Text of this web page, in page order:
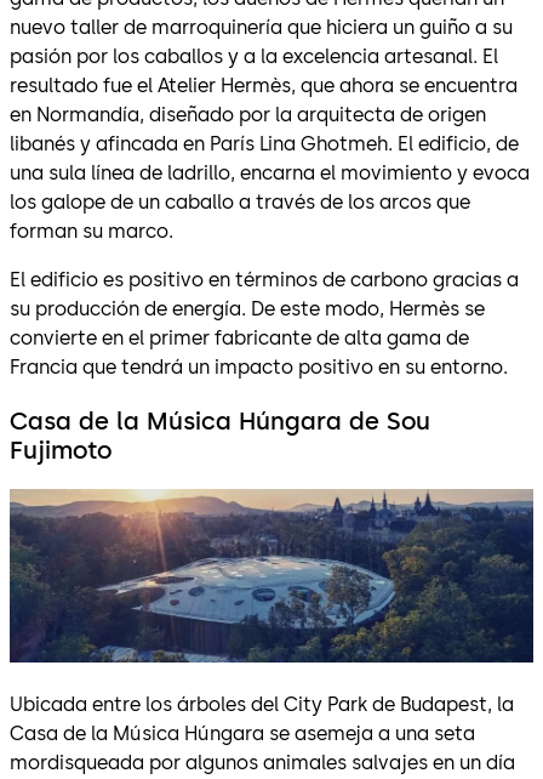
nuevo taller de marroquinería que hiciera un guiño a su
pasión por los caballos y a la excelencia artesanal. El
resultado fue el Atelier Hermès, que ahora se encuentra
en Normandía, diseñado por la arquitecta de origen
libanés y afincada en París Lina Ghotmeh. El edificio, de
una sula línea de ladrillo, encarna el movimiento y evoca
los galope de un caballo a través de los arcos que
forman su marco.
El edificio es positivo en términos de carbono gracias a
su producción de energía. De este modo, Hermès se
convierte en el primer fabricante de alta gama de
Francia que tendrá un impacto positivo en su entorno.
Casa de la Música Húngara de Sou
Fujimoto
Ubicada entre los árboles del City Park de Budapest, la
Casa de la Música Húngara se asemeja a una seta
mordisqueada por algunos animales salvajes en un día